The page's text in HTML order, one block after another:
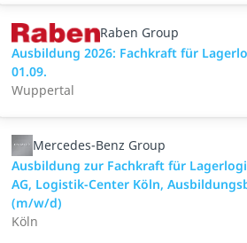
Raben Group
Ausbildung 2026: Fachkraft für
01.09.
Wuppertal
Mercedes-Benz Group
Ausbildung zur Fachkraft für
AG, Logistik-Center Köln,
(m/w/d)
Köln